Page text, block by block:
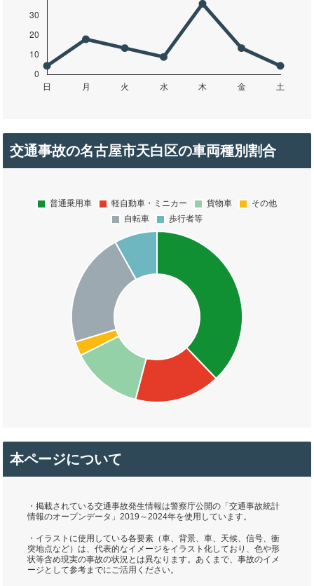
交通事故の名古屋市天白区の車両種別割合
本ページについて
・掲載されている交通事故発生情報は警察庁公開の「交通事故統計
情報のオープンデータ」2019～2024年を使用しています。
・イラストに使用している各要素（車、背景、車、天候、信号、衝
突地点など）は、代表的なイメージをイラスト化しており、色や形
状等含め現実の事故の状況とは異なります。あくまで、事故のイメ
ージとして参考までにご活用ください。